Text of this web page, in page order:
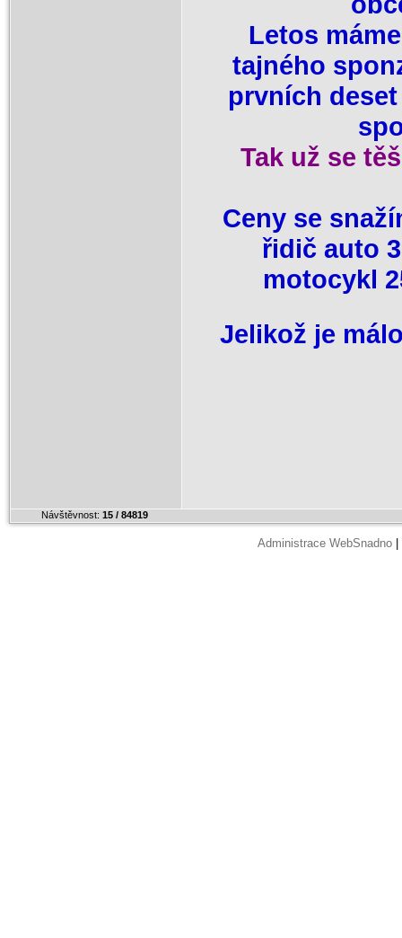
Letos
tajného
prvních
Tak už se
Ceny se
řidič auto
motocykl
Jelikož je
Návštěvnost: 15 / 84819
Administrace WebSnadno|